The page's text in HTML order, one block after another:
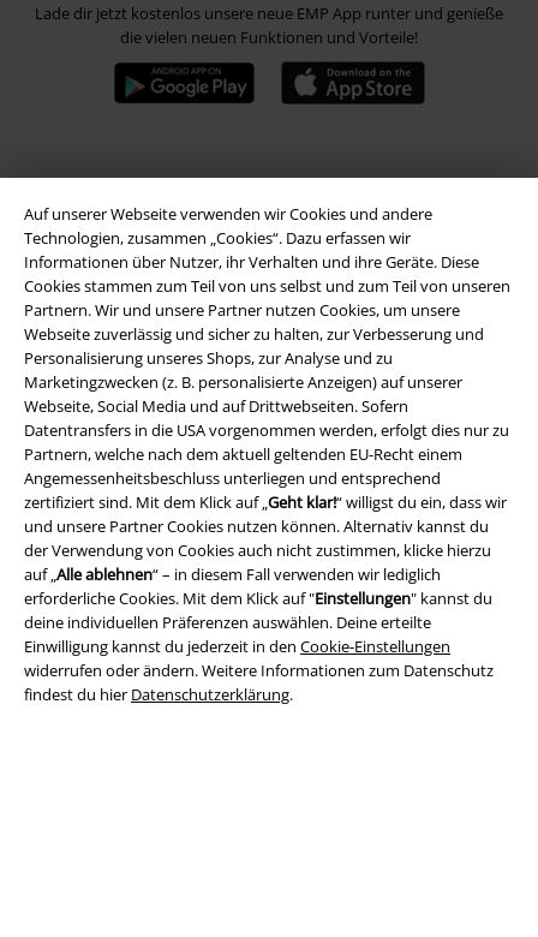
Auf unserer Webseite verwenden wir Cookies und andere
Technologien, zusammen „Cookies“. Dazu erfassen wir
Informationen über Nutzer, ihr Verhalten und ihre Geräte. Diese
Cookies stammen zum Teil von uns selbst und zum Teil von unseren
Partnern. Wir und unsere Partner nutzen Cookies, um unsere
Webseite zuverlässig und sicher zu halten, zur Verbesserung und
Personalisierung unseres Shops, zur Analyse und zu
Marketingzwecken (z. B. personalisierte Anzeigen) auf unserer
Webseite, Social Media und auf Drittwebseiten. Sofern
Datentransfers in die USA vorgenommen werden, erfolgt dies nur zu
Partnern, welche nach dem aktuell geltenden EU-Recht einem
Angemessenheitsbeschluss unterliegen und entsprechend
zertifiziert sind. Mit dem Klick auf „Geht klar!“ willigst du ein, dass wir
und unsere Partner Cookies nutzen können. Alternativ kannst du
der Verwendung von Cookies auch nicht zustimmen, klicke hierzu
auf „Alle ablehnen“ – in diesem Fall verwenden wir lediglich
erforderliche Cookies. Mit dem Klick auf "Einstellungen" kannst du
deine individuellen Präferenzen auswählen. Deine erteilte
Einwilligung kannst du jederzeit in den Cookie-Einstellungen
widerrufen oder ändern. Weitere Informationen zum Datenschutz
findest du hier Datenschutzerklärung.
Lade dir jetzt kostenlos unsere neue EMP App runter und genieße
die vielen neuen Funktionen und Vorteile!
A Warner Music Group Company
Rechtliches
AGB
Impressum
Datenschutz